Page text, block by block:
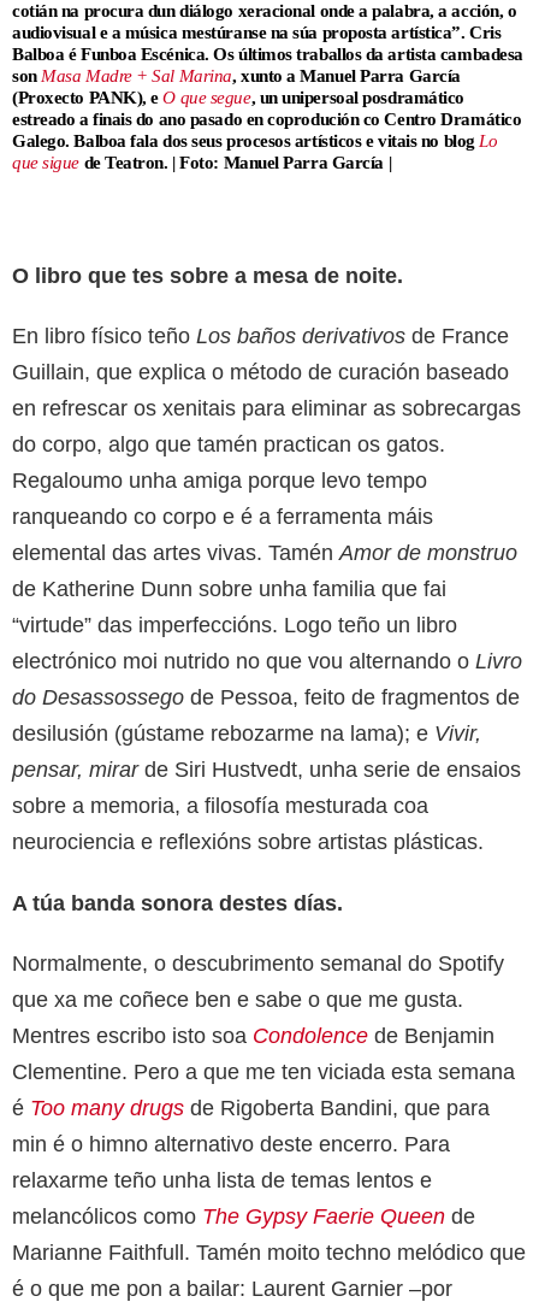
cotián na procura dun diálogo xeracional onde a palabra, a acción, o
audiovisual e a música mestúranse na súa proposta artística”. Cris
Balboa é Funboa Escénica. Os últimos traballos da artista cambadesa
son Masa Madre + Sal Marina, xunto a Manuel Parra García
(Proxecto PANK), eO que segue, un unipersoal posdramático
estreado a finais do ano pasado en coprodución co Centro Dramático
Galego. Balboa fala dos seus procesos artísticos e vitais no blog Lo
que siguede Teatron. | Foto: Manuel Parra García |
O libro que tes sobre a mesa de noite.
En libro físico teño Los baños derivativos de France
Guillain, que explica o método de curación baseado
en refrescar os xenitais para eliminar as sobrecargas
do corpo, algo que tamén practican os gatos.
Regaloumo unha amiga porque levo tempo
ranqueando co corpo e é a ferramenta máis
elemental das artes vivas. TaménAmor de monstruo
de Katherine Dunn sobre unha familia que fai
“virtude” das imperfeccións. Logo teño un libro
electrónico moi nutrido no que vou alternando o Livro
do Desassossego de Pessoa, feito de fragmentos de
desilusión (gústame rebozarme na lama); e Vivir,
pensar, mirarde Siri Hustvedt, unha serie de ensaios
sobre a memoria, a filosofía mesturada coa
neurociencia e reflexións sobre artistas plásticas.
A túa banda sonora destes días.
Normalmente, o descubrimento semanal do Spotify
que xa me coñece ben e sabe o que me gusta.
Mentres escribo isto soa Condolence de Benjamin
Clementine. Pero a que me ten viciada esta semana
é Too many drugs de Rigoberta Bandini, que para
min é o himno alternativo deste encerro. Para
relaxarme teño unha lista de temas lentos e
melancólicos como The Gypsy Faerie Queen de
Marianne Faithfull. Tamén moito techno melódico que
é o que me pon a bailar: Laurent Garnier –por